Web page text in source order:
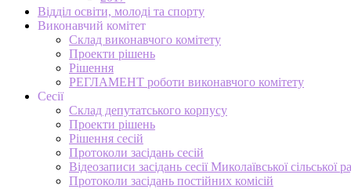
Відділ освіти, молоді та спорту
Виконавчий комітет
Склад виконавчого комітету
Проекти рішень
Рішення
РЕГЛАМЕНТ роботи виконавчого комітету
Сесії
Склад депутатського корпусу
Проекти рішень
Рішення сесій
Протоколи засідань сесій
Відеозаписи засідань сесії Миколаївської сільської
Протоколи засідань постійних комісій